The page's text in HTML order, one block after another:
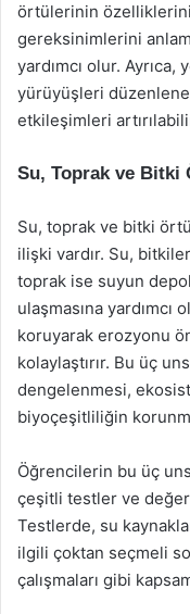
örtülerinin
gereksinimlerini
yardımcı olur.
yürüyüşleri
etkileşimleri
Su, Toprak ve Bitki
Su, toprak ve bitki
ilişki vardır. Su,
toprak ise suyun
ulaşmasına yardımcı
koruyarak erozyonu
kolaylaştırır. Bu üç
dengelenmesi,
biyoçeşitliliğin
Öğrencilerin bu üç
çeşitli testler ve
Testlerde, su
ilgili çoktan seçmeli
çalışmaları gibi